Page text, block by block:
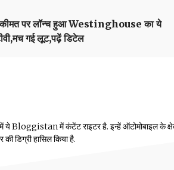
कीमत पर लॉन्च हुआ Westinghouse का ये
गई लूट,पढ़ें डिटेल
ये Bloggistan में कंटेंट राइटर है. इन्हें ऑटोमोबाइल के
की डिग्री हासिल किया है.